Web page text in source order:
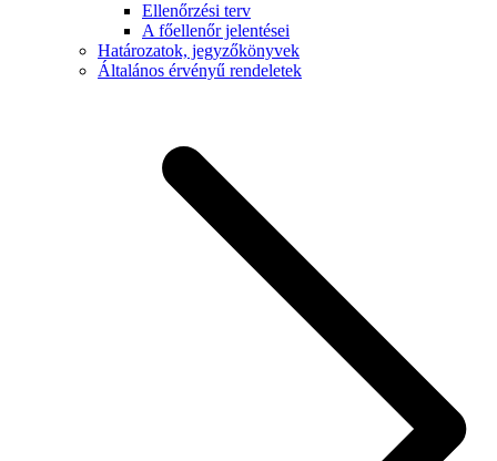
Ellenőrzési terv
A főellenőr jelentései
Határozatok, jegyzőkönyvek
Általános érvényű rendeletek